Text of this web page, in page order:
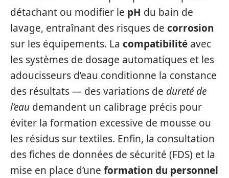
détachant ou modifier le pH du bain de
lavage, entraînant des risques de corrosion
sur les équipements. La compatibilité avec
les systèmes de dosage automatiques et les
adoucisseurs d’eau conditionne la constance
des résultats — des variations de dureté de
l’eau demandent un calibrage précis pour
éviter la formation excessive de mousse ou
les résidus sur textiles. Enfin, la consultation
des fiches de données de sécurité (FDS) et la
mise en place d’une formation du personnel